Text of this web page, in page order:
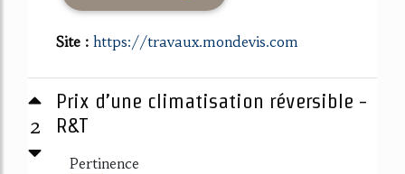
Site : https://travaux.mondevis.com
2
Prix d’une climatisation réversible -
R&T
Pertinence